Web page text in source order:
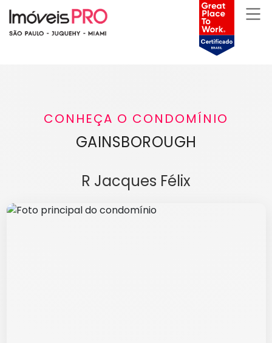
CONHEÇA O CONDOMÍNIO
GAINSBOROUGH
R Jacques Félix